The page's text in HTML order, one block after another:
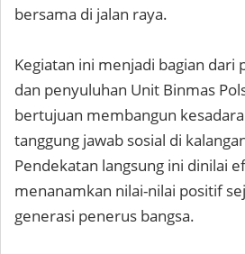
bersama di jalan raya.
Kegiatan ini menjadi bagian dari
dan penyuluhan Unit Binmas
bertujuan membangun
tanggung jawab sosial di
Pendekatan langsung ini dinilai
menanamkan nilai-nilai positif
generasi penerus bangsa.